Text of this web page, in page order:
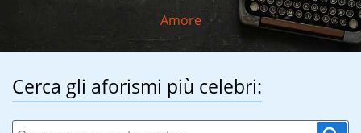
Amore
Cerca gli aforismi più celebri: